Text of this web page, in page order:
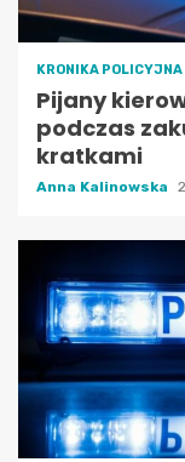
KRONIKA POLICYJNA
Pijany
podczas
kratkami
Anna Kalinowska